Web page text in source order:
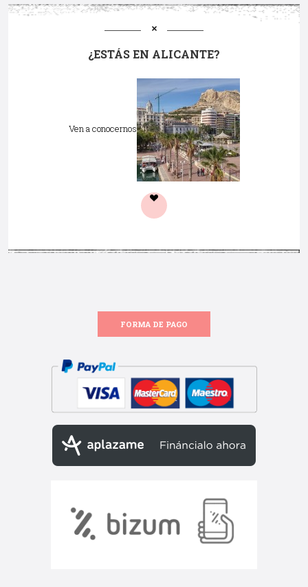
¿ESTÁS EN ALICANTE?
Ven a conocernos
FORMA DE PAGO